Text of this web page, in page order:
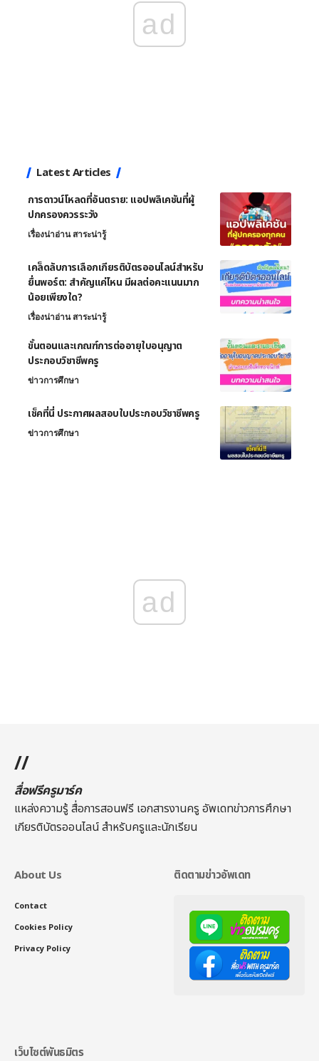
ad
Latest Articles
การดาวน์โหลดที่อันตราย: แอปพลิเคชันที่ผู้
ปกครองควรระวัง
เรื่องน่าอ่าน สาระน่ารู้
เคล็ดลับการเลือกเกียรติบัตรออนไลน์สำหรับ
ยื่นพอร์ต: สำคัญแค่ไหน มีผลต่อคะแนนมาก
น้อยเพียงใด?
เรื่องน่าอ่าน สาระน่ารู้
ขั้นตอนและเกณฑ์การต่ออายุใบอนุญาต
ประกอบวิชาชีพครู
ข่าวการศึกษา
เช็คที่นี่ ประกาศผลสอบใบประกอบวิชาชีพครู
ข่าวการศึกษา
ad
//
สื่อฟรีครูมาร์ค
แหล่งความรู้ สื่อการสอนฟรี เอกสารงานครู อัพเดทข่าวการศึกษา
เกียรติบัตรออนไลน์สำหรับครูและนักเรียน
About Us
Contact
Cookies Policy
Privacy Policy
ติดตามข่าวอัพเดท
เว็บไซต์พันธมิตร